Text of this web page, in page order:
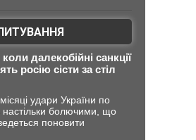
далекобійні санкції
росію сісти за стіл
удари України по
настільки болючими, що
поновити